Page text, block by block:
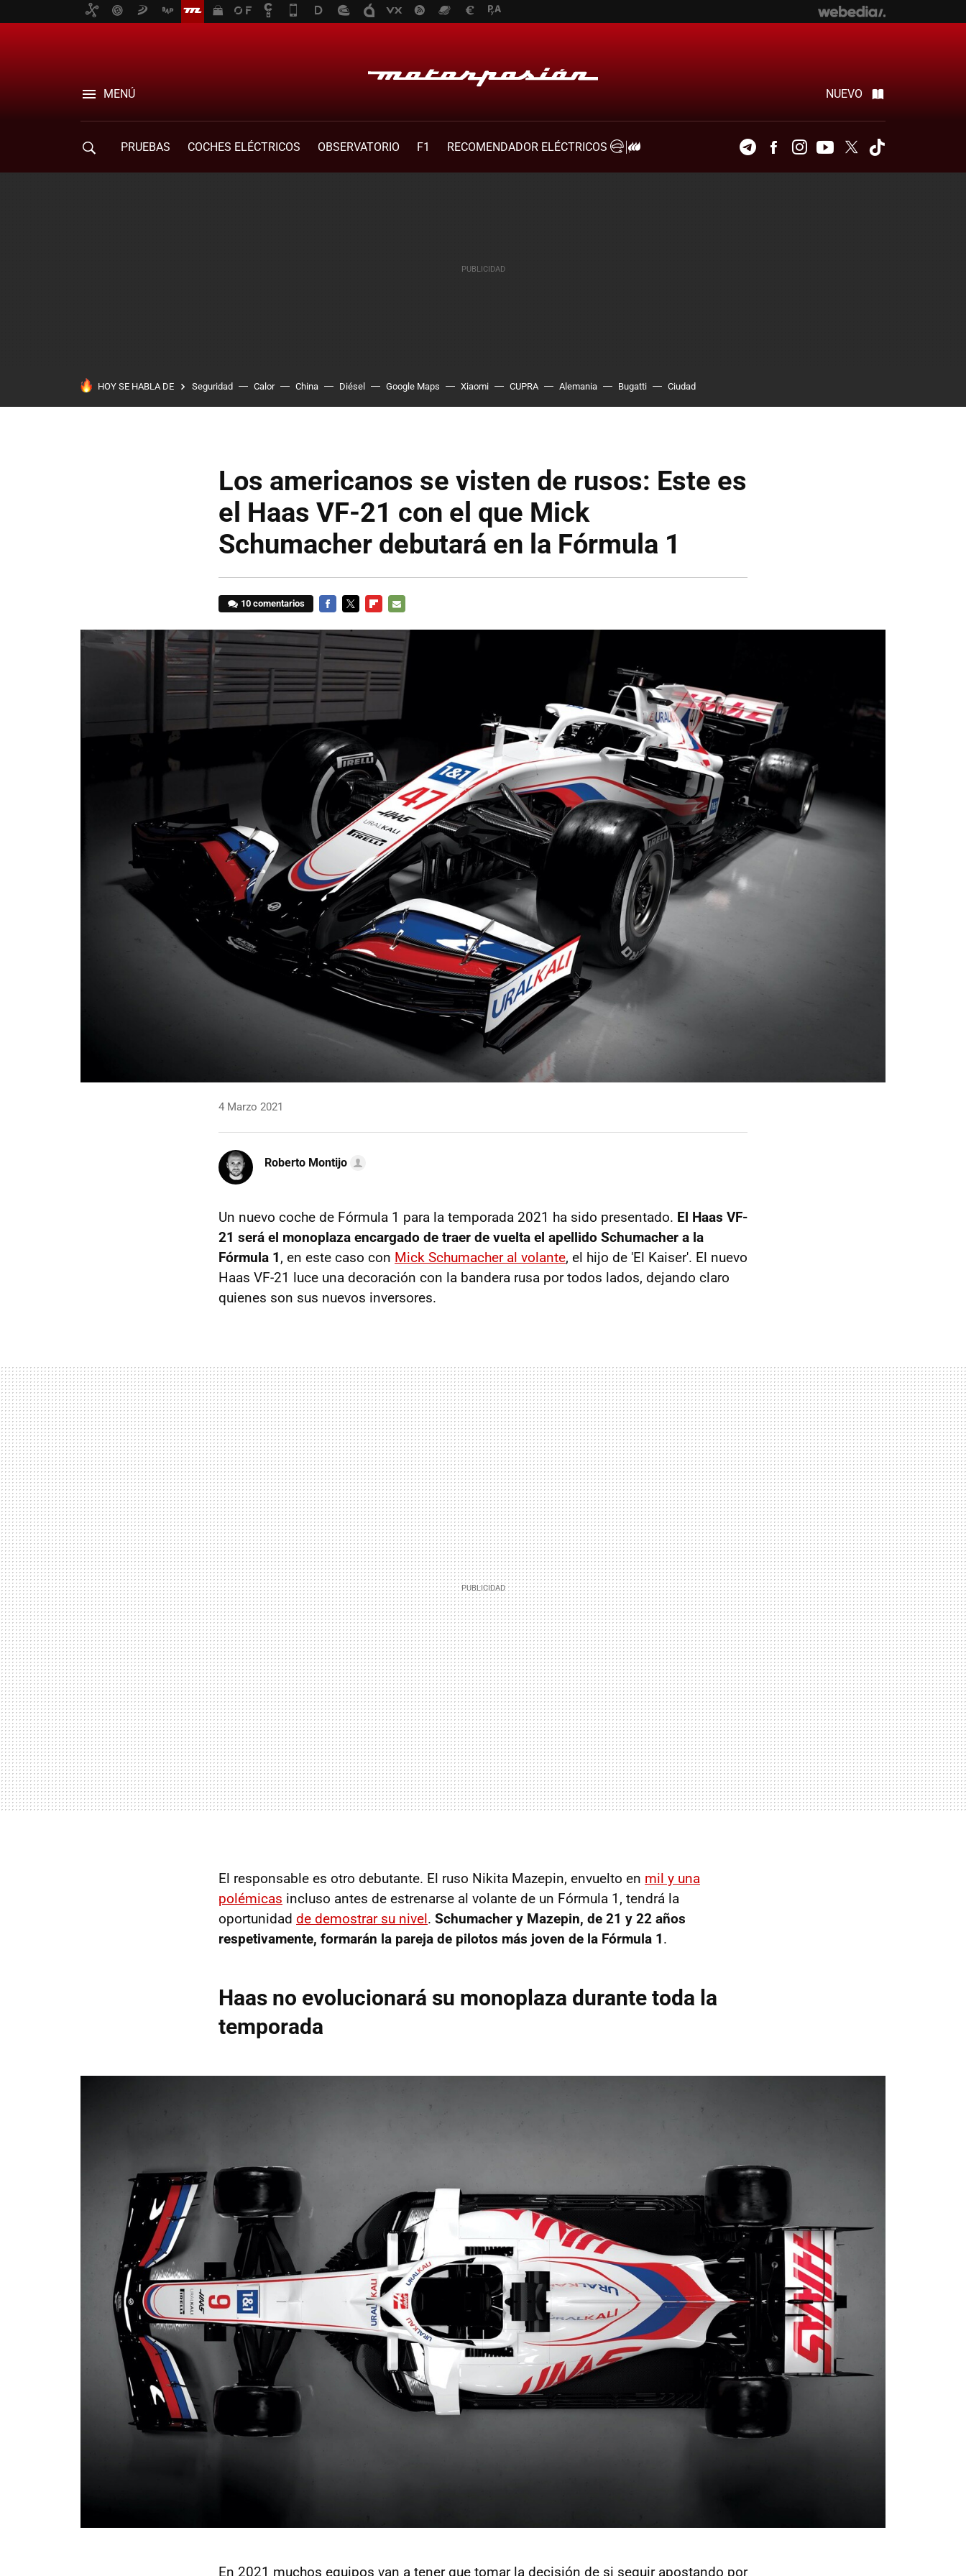
MENÚ NUEVO
PRUEBAS COCHES ELÉCTRICOS OBSERVATORIO F1
RECOMENDADOR ELÉCTRICOS
TelegramFacebookInstagramYoutubeTwitter
HOY SE HABLA DE Seguridad Calor China Diésel Google Maps Xiaomi CUPRA Alemania Bugatti Ciudad
Los americanos se visten de rusos: Este es
el Haas VF-21 con el que Mick
Schumacher debutará en la Fórmula 1
10 comentarios
MAIL
4 Marzo 2021
Roberto Montijo
Un nuevo coche de Fórmula 1 para la temporada 2021 ha sido presentado. El Haas VF-
21 será el monoplaza encargado de traer de vuelta el apellido Schumacher a la
Fórmula 1, en este caso con Mick Schumacher al volante, el hijo de 'El Kaiser'. El nuevo
Haas VF-21 luce una decoración con la bandera rusa por todos lados, dejando claro
quienes son sus nuevos inversores.
El responsable es otro debutante. El ruso Nikita Mazepin, envuelto en mil y una
polémicas incluso antes de estrenarse al volante de un Fórmula 1, tendrá la
oportunidad de demostrar su nivel. Schumacher y Mazepin, de 21 y 22 años
respetivamente, formarán la pareja de pilotos más joven de la Fórmula 1.
Haas no evolucionará su monoplaza durante toda la
temporada
En 2021 muchos equipos van a tener que tomar la decisión de si seguir apostando por